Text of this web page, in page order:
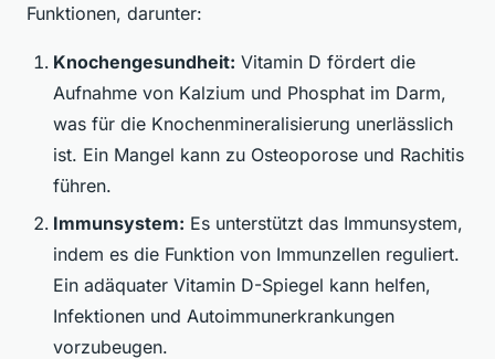
Funktionen, darunter:
Knochengesundheit: Vitamin D fördert die
Aufnahme von Kalzium und Phosphat im Darm,
was für die Knochenmineralisierung unerlässlich
ist. Ein Mangel kann zu Osteoporose und Rachitis
führen.
Immunsystem: Es unterstützt das Immunsystem,
indem es die Funktion von Immunzellen reguliert.
Ein adäquater Vitamin D-Spiegel kann helfen,
Infektionen und Autoimmunerkrankungen
vorzubeugen.